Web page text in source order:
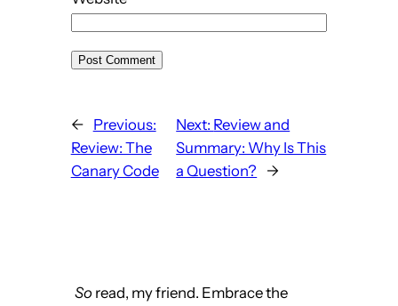
←
Previous:
Review: The
Canary Code
Next: Review and
Summary: Why Is This
a Question?
→
Soread, my friend. Embrace the